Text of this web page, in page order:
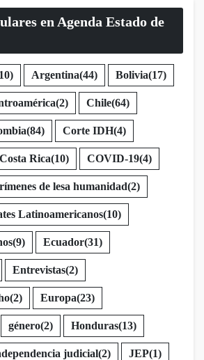
en Agenda Estado de
Argentina(44) Bolivia(17)
(2) Chile(64)
(84) Corte IDH(4)
Costa Rica(10) COVID-19(4)
de lesa humanidad(2)
Latinoamericanos(10)
(9) Ecuador(31)
Entrevistas(2)
(2) Europa(23)
género(2) Honduras(13)
judicial(2) JEP(1)